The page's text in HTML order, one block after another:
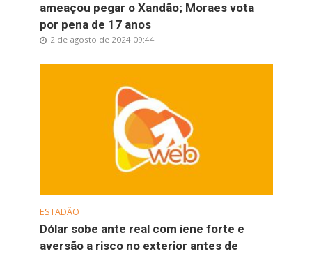
ameaçou pegar o Xandão; Moraes vota
por pena de 17 anos
2 de agosto de 2024 09:44
ESTADÃO
Dólar sobe ante real com iene forte e
aversão a risco no exterior antes de